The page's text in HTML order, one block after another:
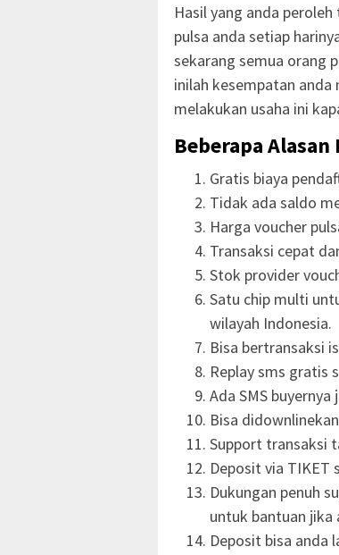
Hasil yang anda
pulsa anda setiap
sekarang semua orang
inilah kesempatan
melakukan usaha ini
Beberapa Alasan
Gratis biaya
Tidak ada saldo
Harga voucher
Transaksi cepat
Stok provider
Satu chip multi
wilayah Indonesia.
Bisa bertransaksi
Replay sms gratis
Ada SMS
Bisa
Support transaksi
Deposit via TIKET
Dukungan penuh
untuk bantuan jika
Deposit bisa anda